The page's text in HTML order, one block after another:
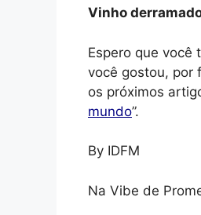
Vinho
Espero que você
você gostou, por
os próximos
mundo”.
By IDFM
Na Vibe de